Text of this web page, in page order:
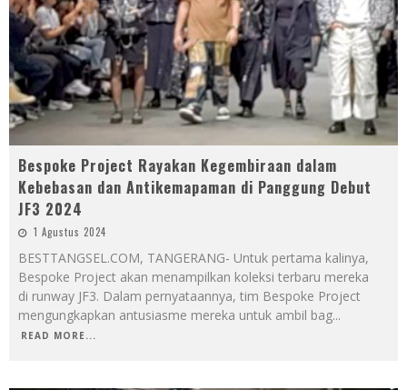
Bespoke Project Rayakan Kegembiraan dalam
Kebebasan dan Antikemapaman di Panggung Debut
JF3 2024
1 Agustus 2024
BESTTANGSEL.COM, TANGERANG- Untuk pertama kalinya,
Bespoke Project akan menampilkan koleksi terbaru mereka
di runway JF3. Dalam pernyataannya, tim Bespoke Project
mengungkapkan antusiasme mereka untuk ambil bag...
READ MORE...